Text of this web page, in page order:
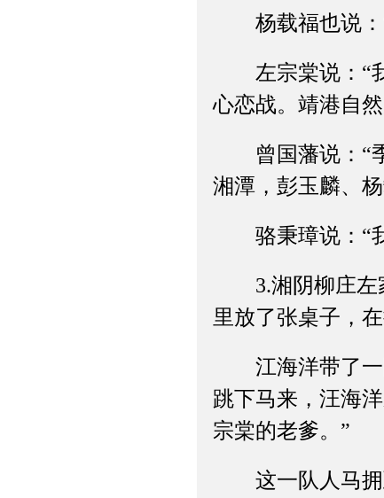
杨载福也说：
左宗棠说：“我
心恋战。靖港自
曾国藩说：“季
湘潭，彭玉麟、
骆秉璋说：“我
3.湘阴柳庄左家
里放了张桌子，在
江海洋带了一
跳下马来，汪海
宗棠的老爹。”
这一队人马拥